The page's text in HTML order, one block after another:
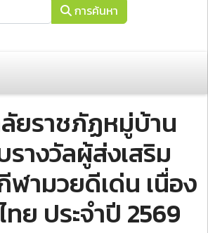
การค้นหา
ยราชภัฏหมู่บ้าน
างวัลผู้ส่งเสริม
ามวยดีเด่น เนื่อง
ย ประจำปี 2569